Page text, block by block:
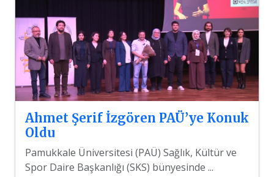
Ahmet Şerif İzgören PAÜ’ye Konuk
Oldu
Pamukkale Üniversitesi (PAÜ) Sağlık, Kültür ve
Spor Daire Başkanlığı (SKS) bünyesinde ...